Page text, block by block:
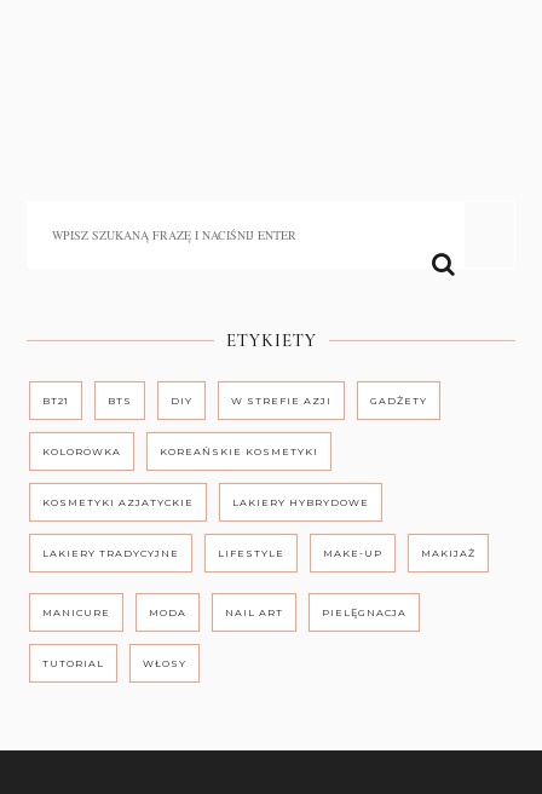
ETYKIETY
BT21 BTS DIY W STREFIE AZJI GADŻETY
KOLORÓWKA KOREAŃSKIE KOSMETYKI
KOSMETYKI AZJATYCKIE LAKIERY HYBRYDOWE
LAKIERY TRADYCYJNE LIFESTYLE MAKE-UP MAKIJAŻ
MANICURE MODA NAIL ART PIELĘGNACJA
TUTORIAL WŁOSY